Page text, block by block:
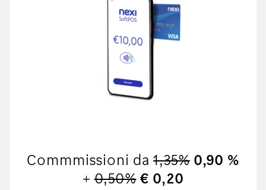
Commmissioni da 1,35% 0,90 %
+ 0,50%€ 0,20